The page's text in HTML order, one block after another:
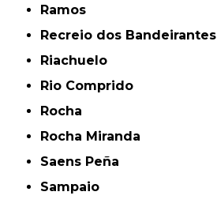
Ramos
Recreio dos Bandeirantes
Riachuelo
Rio Comprido
Rocha
Rocha Miranda
Saens Peña
Sampaio